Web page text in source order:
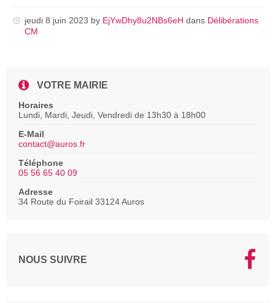
jeudi 8 juin 2023 by EjYwDhy8u2NBs6eH dans Délibérations
CM
VOTRE MAIRIE
Horaires
Lundi, Mardi, Jeudi, Vendredi de 13h30 à 18h00
E-Mail
contact@auros.fr
Téléphone
05 56 65 40 09
Adresse
34 Route du Foirail 33124 Auros
NOUS SUIVRE